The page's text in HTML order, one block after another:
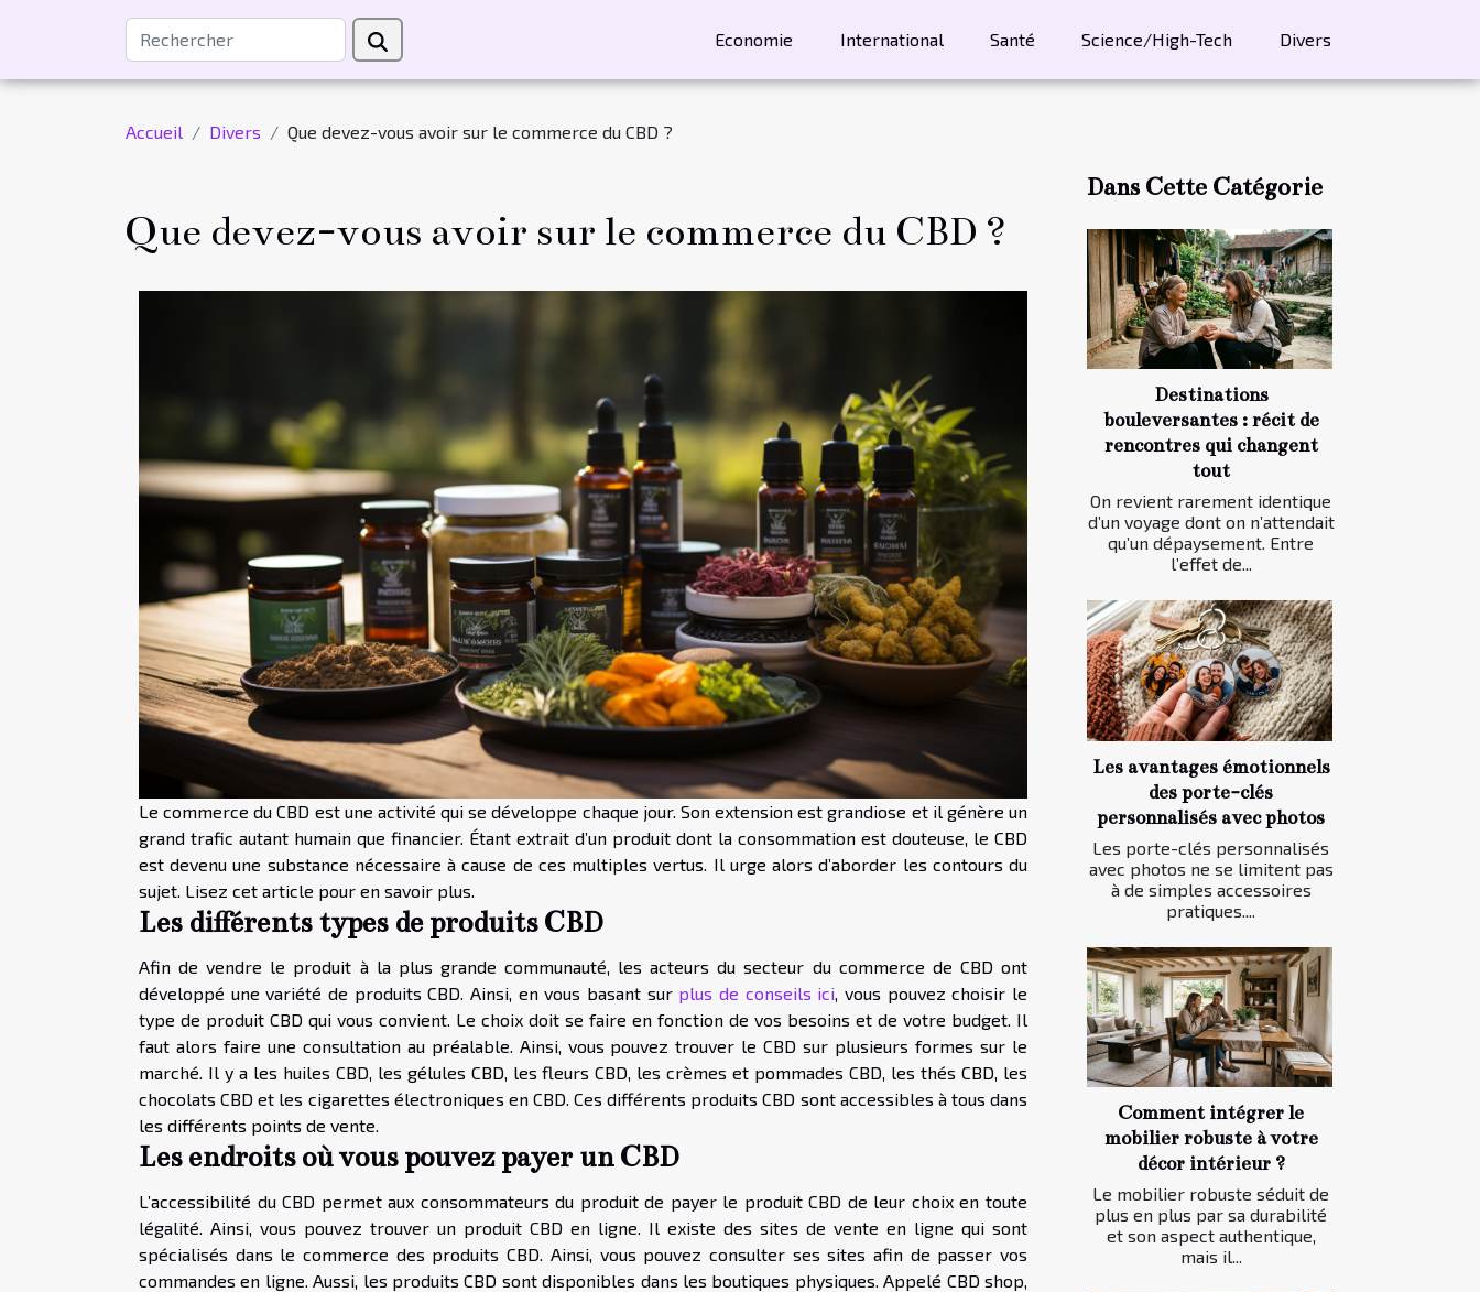
Economie International Santé Science/High-Tech Divers
Accueil Divers Que devez-vous avoir sur le commerce du CBD ?
Que devez-vous avoir sur le commerce du CBD ?
Le commerce du CBD est une activité qui se développe chaque jour. Son extension est grandiose et il génère un
grand trafic autant humain que financier. Étant extrait d’un produit dont la consommation est douteuse, le CBD
est devenu une substance nécessaire à cause de ces multiples vertus. Il urge alors d’aborder les contours du
sujet. Lisez cet article pour en savoir plus.
Les différents types de produits CBD
Afin de vendre le produit à la plus grande communauté, les acteurs du secteur du commerce de CBD ont
développé une variété de produits CBD. Ainsi, en vous basant sur plus de conseils ici , vous pouvez choisir le
type de produit CBD qui vous convient. Le choix doit se faire en fonction de vos besoins et de votre budget. Il
faut alors faire une consultation au préalable. Ainsi, vous pouvez trouver le CBD sur plusieurs formes sur le
marché. Il y a les huiles CBD, les gélules CBD, les fleurs CBD, les crèmes et pommades CBD, les thés CBD, les
chocolats CBD et les cigarettes électroniques en CBD. Ces différents produits CBD sont accessibles à tous dans
les différents points de vente.
Les endroits où vous pouvez payer un CBD
L’accessibilité du CBD permet aux consommateurs du produit de payer le produit CBD de leur choix en toute
légalité. Ainsi, vous pouvez trouver un produit CBD en ligne. Il existe des sites de vente en ligne qui sont
spécialisés dans le commerce des produits CBD. Ainsi, vous pouvez consulter ses sites afin de passer vos
commandes en ligne. Aussi, les produits CBD sont disponibles dans les boutiques physiques. Appelé CBD shop,
Dans Cette Catégorie
Destinations
bouleversantes : récit de
rencontres qui changent
tout
On revient rarement identique
d’un voyage dont on n’attendait
qu’un dépaysement. Entre
l’effet de...
Les avantages émotionnels
des porte-clés
personnalisés avec photos
Les porte-clés personnalisés
avec photos ne se limitent pas
à de simples accessoires
pratiques....
Comment intégrer le
mobilier robuste à votre
décor intérieur ?
Le mobilier robuste séduit de
plus en plus par sa durabilité
et son aspect authentique,
mais il...